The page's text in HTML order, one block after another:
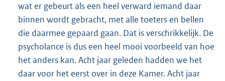
wat er gebeurt als een heel verward iemand daar
binnen wordt gebracht, met alle toeters en bellen
die daarmee gepaard gaan. Dat is verschrikkelijk. De
psycholance is dus een heel mooi voorbeeld van hoe
het anders kan. Acht jaar geleden hadden we het
daar voor het eerst over in deze Kamer. Acht jaar